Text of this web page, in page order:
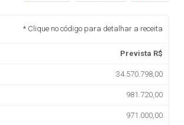
* Clique no código para detalhar a receita
Prevista R$
34.570.798,00
981.720,00
971.000,00